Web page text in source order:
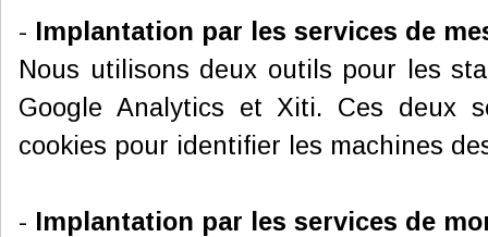
- Implantation par les services de
Nous utilisons deux outils pour les
Google Analytics et Xiti. Ces deux
cookies pour identifier les machines
- Implantation par les services de